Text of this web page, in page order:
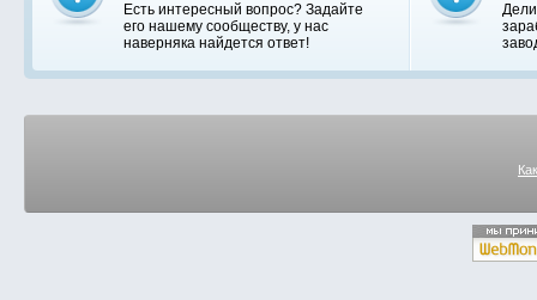
Есть интересный вопрос? Задайте
его нашему сообществу, у нас
наверняка найдется ответ!